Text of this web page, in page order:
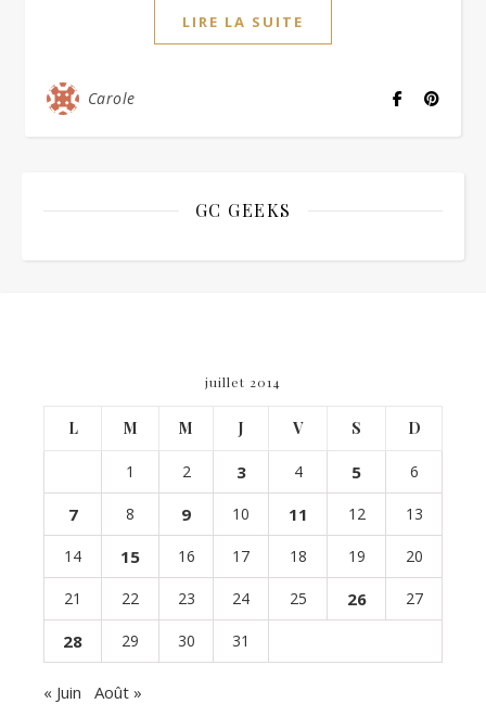
LIRE LA SUITE
Carole
GC GEEKS
juillet 2014
L M M J V S D
1 2 3 4 5 6
7 8 9 10 11 12 13
14 15 16 17 18 19 20
21 22 23 24 25 26 27
28 29 30 31
« Juin Août »